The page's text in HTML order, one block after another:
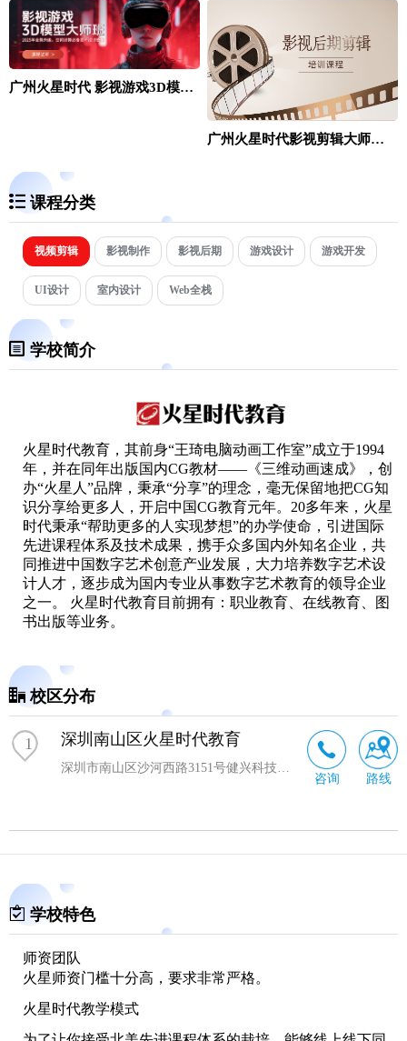
广州火星时代 影视游戏3D模型培训课程
广州火星时代影视剪辑大师课程
课程分类
视频剪辑 影视制作 影视后期 游戏设计 游戏开发
UI设计 室内设计 Web全栈
学校简介
火星时代教育，其前身“王琦电脑动画工作室”成立于1994
年，并在同年出版国内CG教材——《三维动画速成》，创
办“火星人”品牌，秉承“分享”的理念，毫无保留地把CG知
识分享给更多人，开启中国CG教育元年。20多年来，火星
时代秉承“帮助更多的人实现梦想”的办学使命，引进国际
先进课程体系及技术成果，携手众多国内外知名企业，共
同推进中国数字艺术创意产业发展，大力培养数字艺术设
计人才，逐步成为国内专业从事数字艺术教育的领导企业
之一。 火星时代教育目前拥有：职业教育、在线教育、图
书出版等业务。
校区分布
1 深圳南山区火星时代教育
深圳市南山区沙河西路3151号健兴科技大厦B栋3层
咨询 路线
学校特色
师资团队
火星师资门槛十分高，要求非常严格。
火星时代教学模式